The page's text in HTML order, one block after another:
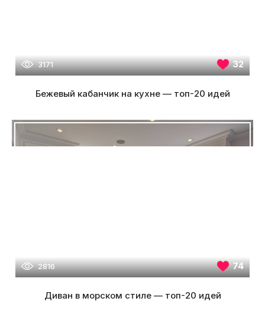
3171 32
Бежевый кабанчик на кухне — топ-20 идей
2816 74
Диван в морском стиле — топ-20 идей